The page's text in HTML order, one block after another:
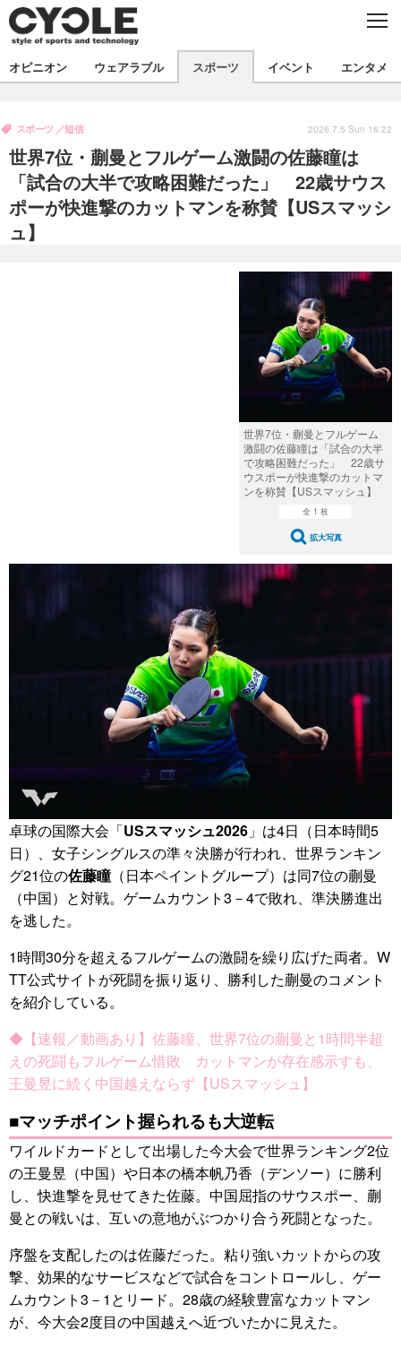
C
E
製品/用品
衣類
飲食
バックナンバー
コラム
インプレ
ボイス
デバイス
ビジネス
国内
海外
スポーツ
短信
まとめ
イベント
文化
エンタメ
出版／映画
ファッション
写真
政治
オピニオン ウェアラブル スポーツ イベント エンタメ
世界7位・蒯曼とフルゲーム激闘の佐藤瞳は
「試合の大半で攻略困難だった」 22歳サウス
ポーが快進撃のカットマンを称賛【USスマッシ
ュ】
スポーツ 短信 2026.7.5 Sun 16:22
世界7位・蒯曼とフルゲーム
激闘の佐藤瞳は「試合の大半
で攻略困難だった」 22歳サ
ウスポーが快進撃のカットマ
ンを称賛【USスマッシュ】
全 1 枚
拡大写真
卓球の国際大会「USスマッシュ2026 」は4日（日本時間5
日）、女子シングルスの準々決勝が行われ、世界ランキン
グ21位の佐藤瞳 （日本ペイントグループ）は同7位の蒯曼
（中国）と対戦。ゲームカウント3－4で敗れ、準決勝進出
を逃した。
1時間30分を超えるフルゲームの激闘を繰り広げた両者。W
TT公式サイトが死闘を振り返り、勝利した蒯曼のコメント
を紹介している。
◆【速報／動画あり】佐藤瞳、世界7位の蒯曼と1時間半超
えの死闘もフルゲーム惜敗 カットマンが存在感示すも、
王曼昱に続く中国越えならず【USスマッシュ】
■マッチポイント握られるも大逆転
ワイルドカードとして出場した今大会で世界ランキング2位
の王曼昱（中国）や日本の橋本帆乃香（デンソー）に勝利
し、快進撃を見せてきた佐藤。中国屈指のサウスポー、蒯
曼との戦いは、互いの意地がぶつかり合う死闘となった。
序盤を支配したのは佐藤だった。粘り強いカットからの攻
撃、効果的なサービスなどで試合をコントロールし、ゲー
ムカウント3－1とリード。28歳の経験豊富なカットマン
が、今大会2度目の中国越えへ近づいたかに見えた。